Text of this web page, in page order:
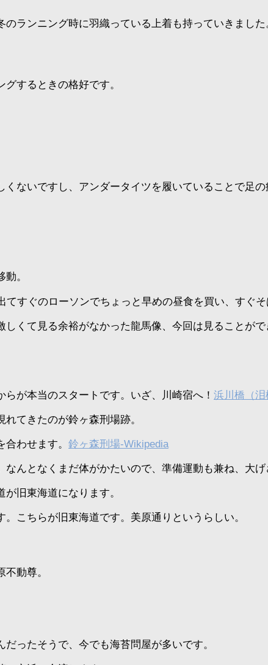
ランニング時に羽織っている上着も持っていきました
するときの格好です。
ないですし、アンダータイツを履いていることで足の
。
すぐのローソンでちょっと早めの昼食を買い、すぐ
くて見る余裕がなかった龍馬像、今回は見ることが
が本当のスタートです。いざ、川崎宿へ！ 浜川橋（
てきたのが鈴ヶ森刑場跡。
わせます。 鈴ヶ森刑場-Wikipedia
んとなくまだ体がかたいので、準備運動も兼ね、大
旧東海道になります。
こちらが旧東海道です。美原通りというらしい。
動尊。
ったそうで、今でも海苔問屋が多いです。